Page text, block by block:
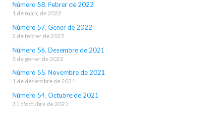
Número 58. Febrer de 2022
1 de març de 2022
Número 57. Gener de 2022
2 de febrer de 2022
Número 56. Desembre de 2021
5 de gener de 2022
Número 55. Novembre de 2021
1 de desembre de 2021
Número 54. Octubre de 2021
31 d'octubre de 2021